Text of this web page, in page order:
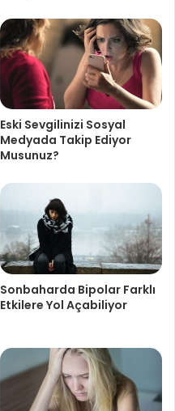
Eski Sevgilinizi Sosyal
Medyada Takip Ediyor
Musunuz?
Sonbaharda Bipolar Farklı
Etkilere Yol Açabiliyor